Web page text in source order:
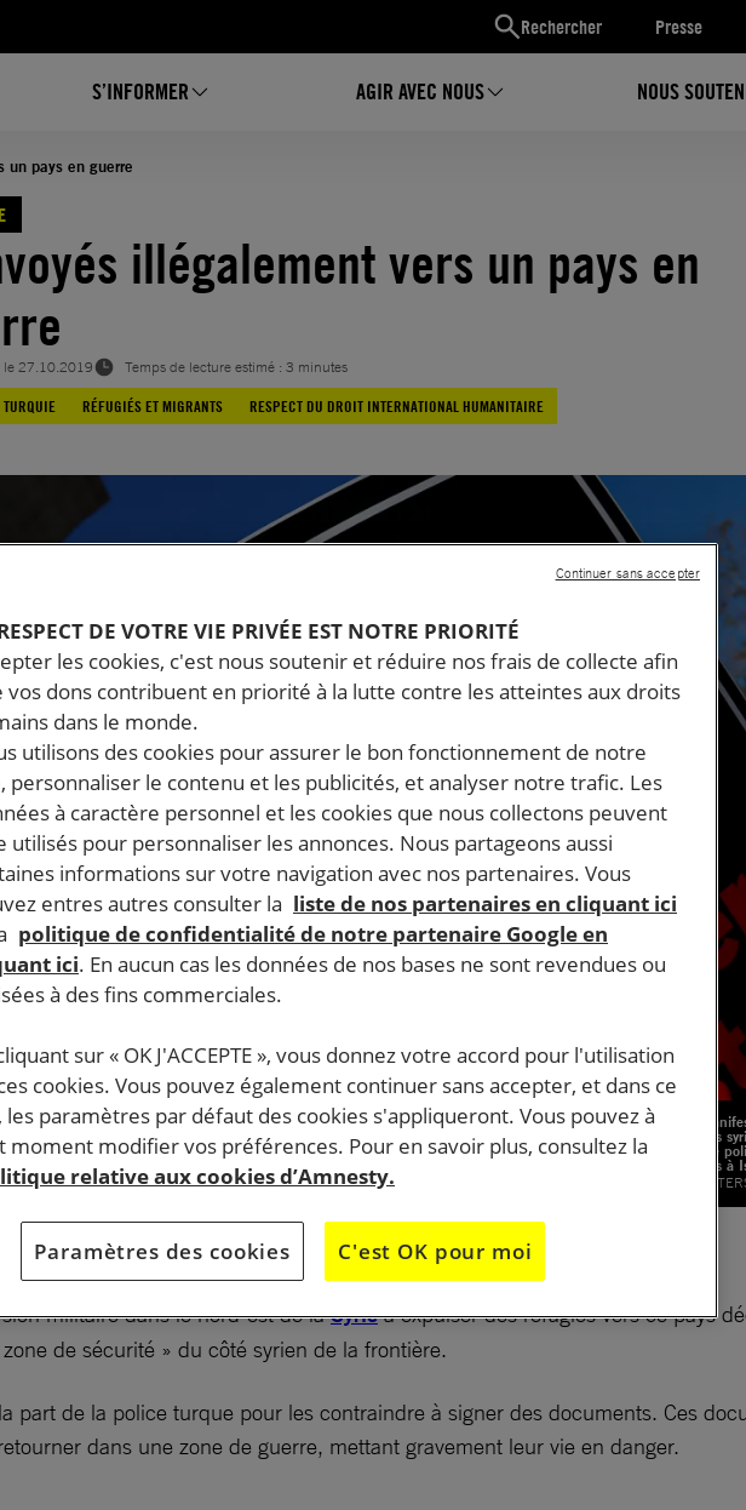
Rechercher Presse
S’INFORMER AGIR AVEC NOUS NOUS
un pays en guerre
illégalement vers un pays en
le27.10.2019
Temps de lecture estimé : 3 minutes
TURQUIE RÉFUGIÉS ET MIGRANTS RESPECT DU DROIT INTERNATIONAL HUMANITAIRE
Des
réfugiés
récente
réfugiés à
©
maquille en retour « volontaire » et « sans danger » les
de réfugiés syriens. Une pratique illégale mettant en
millions de civils.
militaire dans le nord-est de laSyrieà expulser des réfugiés vers ce pays
de sécurité » du côté syrien de la frontière.
part de la police turque pour les contraindre à signer des documents. Ces
dans une zone de guerre, mettant gravement leur vie en danger.
DE VOTRE VIE PRIVÉE EST NOTRE PRIORITÉ
les cookies, c'est nous soutenir et réduire nos frais de collecte afin
vos dons contribuent en priorité à la lutte contre les atteintes aux droits
dans le monde.
utilisons des cookies pour assurer le bon fonctionnement de notre
personnaliser le contenu et les publicités, et analyser notre trafic. Les
à caractère personnel et les cookies que nous collectons peuvent
utilisés pour personnaliser les annonces. Nous partageons aussi
informations sur votre navigation avec nos partenaires. Vous
entres autres consulter la liste de nos partenaires en cliquant ici
politique de confidentialité de notre partenaire Google en
ici. En aucun cas les données de nos bases ne sont revendues ou
à des fins commerciales.
sur « OK J'ACCEPTE », vous donnez votre accord pour l'utilisation
cookies. Vous pouvez également continuer sans accepter, et dans ce
les paramètres par défaut des cookies s'appliqueront. Vous pouvez à
moment modifier vos préférences. Pour en savoir plus, consultez la
relative aux cookies d’Amnesty.
Paramètres des cookies C'est OK pour moi
Continuer sans accepter